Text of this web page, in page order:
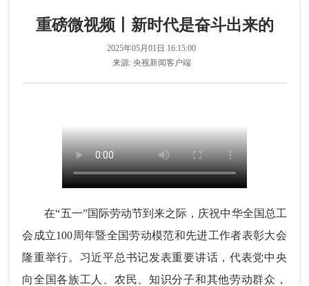
重磅微视频丨新时代是奋斗出来的
2025年05月01日 16:15:00
来源: 央视新闻客户端
在“五一”国际劳动节到来之际，庆祝中华全国总工
会成立100周年暨全国劳动模范和先进工作者表彰大会
隆重举行。习近平总书记发表重要讲话，代表党中央
向全国各族工人、农民、知识分子和其他劳动群众，